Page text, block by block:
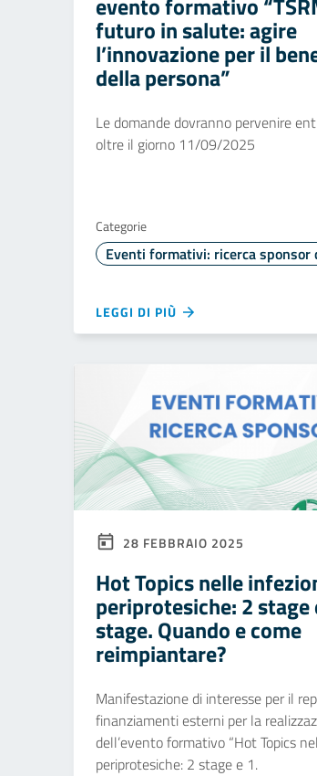
futuro in salute: agire
l’innovazione per il
della persona”
Le domande dovranno pervenire
oltre il giorno 11/09/2025
Categorie
Eventi formativi: ricerca sponsor
LEGGI DI PIÙ
28 FEBBRAIO 2025
Hot Topics nelle
periprotesiche: 2 stage
stage. Quando e come
reimpiantare?
Manifestazione di interesse per il
finanziamenti esterni per la
dell’evento formativo “Hot Topics
periprotesiche: 2 stage e 1.